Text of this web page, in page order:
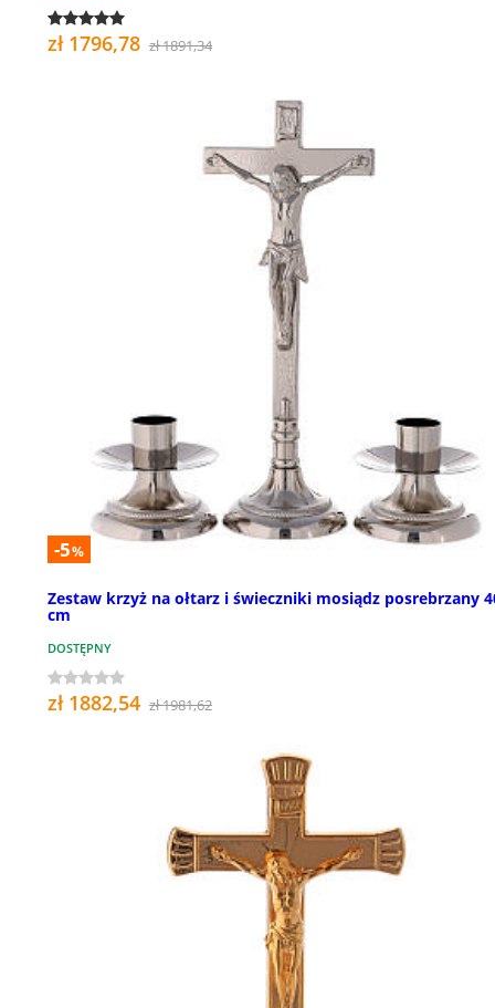
zł 1796,78 zł 1891,34
-5%
Zestaw krzyż na ołtarz i świeczniki mosiądz posrebrzany
cm
DOSTĘPNY
zł 1882,54 zł 1981,62